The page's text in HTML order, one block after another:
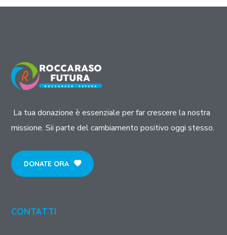
La tua donazione è essenziale per far crescere la nostra
missione. Sii parte del cambiamento positivo oggi stesso.
DONATE ORA
CONTATTI